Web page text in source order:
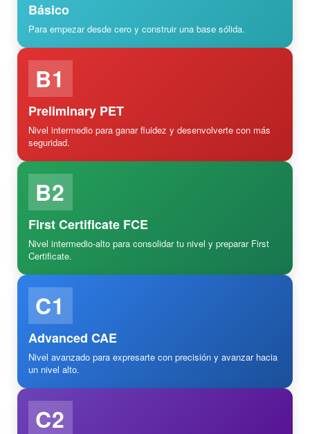
Básico
Para empezar desde cero y construir una base sólida.
B1
Preliminary PET
Nivel intermedio para ganar fluidez y desenvolverte con más
seguridad.
B2
First Certificate FCE
Nivel intermedio-alto para consolidar tu nivel y preparar First
Certificate.
C1
Advanced CAE
Nivel avanzado para expresarte con precisión y avanzar hacia
un nivel alto.
C2